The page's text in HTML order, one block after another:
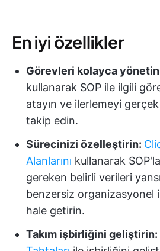
En iyi özellikler
Görevleri kolayca
kullanarak SOP ile ilgili
atayın ve ilerlemeyi
takip edin.
Sürecinizi özelleştirin:
Alanlarını kullanarak
gereken belirli verileri
benzersiz organizasyonel
hale getirin.
Takım işbirliğini geliştirin: